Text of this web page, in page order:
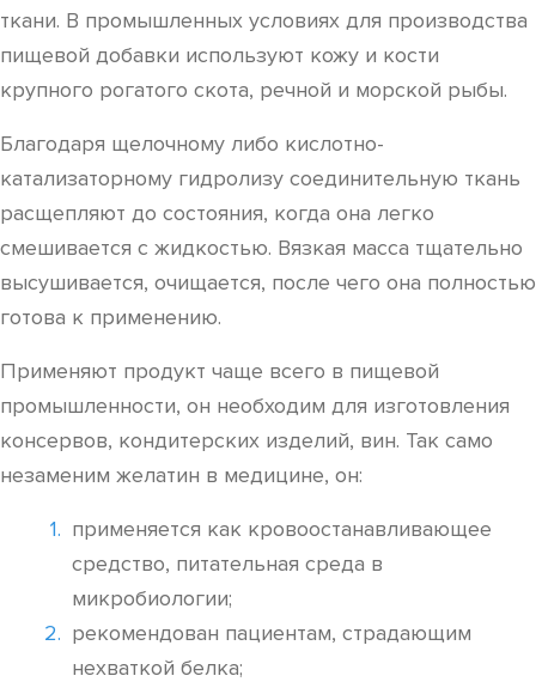
ткани. В промышленных условиях для производства
пищевой добавки используют кожу и кости
крупного рогатого скота, речной и морской рыбы.
Благодаря щелочному либо кислотно-
катализаторному гидролизу соединительную ткань
расщепляют до состояния, когда она легко
смешивается с жидкостью. Вязкая масса тщательно
высушивается, очищается, после чего она полностью
готова к применению.
Применяют продукт чаще всего в пищевой
промышленности, он необходим для изготовления
консервов, кондитерских изделий, вин. Так само
незаменим желатин в медицине, он:
применяется как кровоостанавливающее
средство, питательная среда в
микробиологии;
рекомендован пациентам, страдающим
нехваткой белка;